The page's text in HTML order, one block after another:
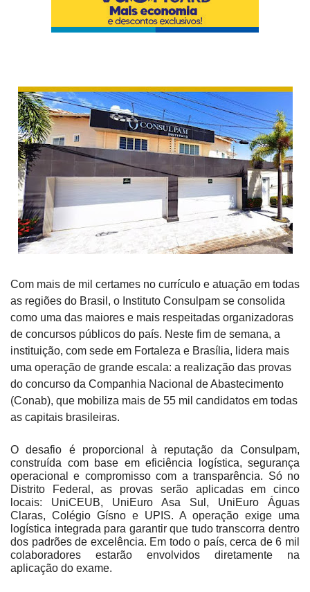
Com mais de mil certames no currículo e atuação em todas
as regiões do Brasil, o Instituto Consulpam se consolida
como uma das maiores e mais respeitadas organizadoras
de concursos públicos do país. Neste fim de semana, a
instituição, com sede em Fortaleza e Brasília, lidera mais
uma operação de grande escala: a realização das provas
do concurso da Companhia Nacional de Abastecimento
(Conab), que mobiliza mais de 55 mil candidatos em todas
as capitais brasileiras.
O desafio é proporcional à reputação da Consulpam,
construída com base em eficiência logística, segurança
operacional e compromisso com a transparência. Só no
Distrito Federal, as provas serão aplicadas em cinco
locais: UniCEUB, UniEuro Asa Sul, UniEuro Águas
Claras, Colégio Gísno e UPIS. A operação exige uma
logística integrada para garantir que tudo transcorra dentro
dos padrões de excelência. Em todo o país, cerca de 6 mil
colaboradores estarão envolvidos diretamente na
aplicação do exame.